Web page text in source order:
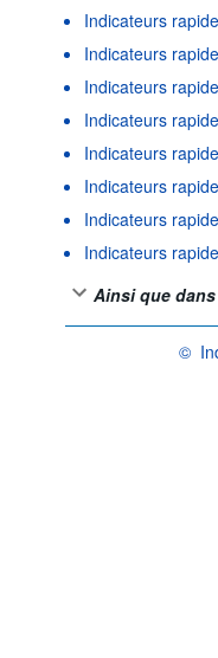
Indicateurs
Indicateurs
Indicateurs
Indicateurs
Indicateurs
Indicateurs
Indicateurs
Indicateurs
Ainsi que
©